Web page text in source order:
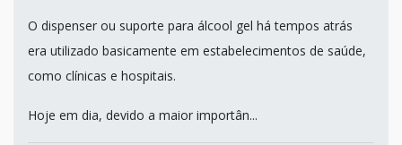
O dispenser ou suporte para álcool gel há tempos atrás
era utilizado basicamente em estabelecimentos de saúde,
como clínicas e hospitais.
Hoje em dia, devido a maior importân...